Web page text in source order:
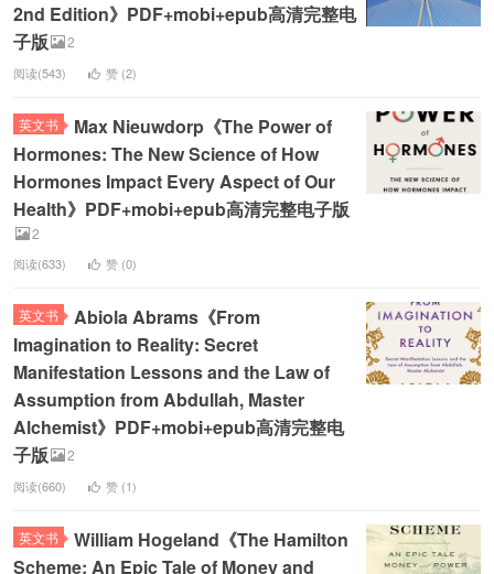
2nd Edition》PDF+mobi+epub高清完整电
子版
2
阅读(543) 赞 (2)
英文书
Max Nieuwdorp《The Power of
Hormones: The New Science of How
Hormones Impact Every Aspect of Our
Health》PDF+mobi+epub高清完整电子版
2
阅读(633) 赞 (0)
英文书
Abiola Abrams《From
Imagination to Reality: Secret
Manifestation Lessons and the Law of
Assumption from Abdullah, Master
Alchemist》PDF+mobi+epub高清完整电
子版
2
阅读(660) 赞 (1)
英文书
William Hogeland《The Hamilton
Scheme: An Epic Tale of Money and